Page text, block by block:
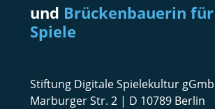
und Brückenbauerin
Spiele
Stiftung Digitale Spielekultur
Marburger Str. 2 | D 10789 Berlin